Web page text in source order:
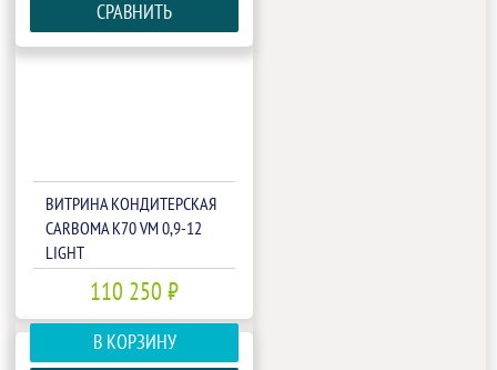
СРАВНИТЬ
ВИТРИНА КОНДИТЕРСКАЯ
CARBOMA K70 VM 0,9-12
LIGHT
ПАТТЕРН(П0000007083.1267)
110 250 ₽
В КОРЗИНУ